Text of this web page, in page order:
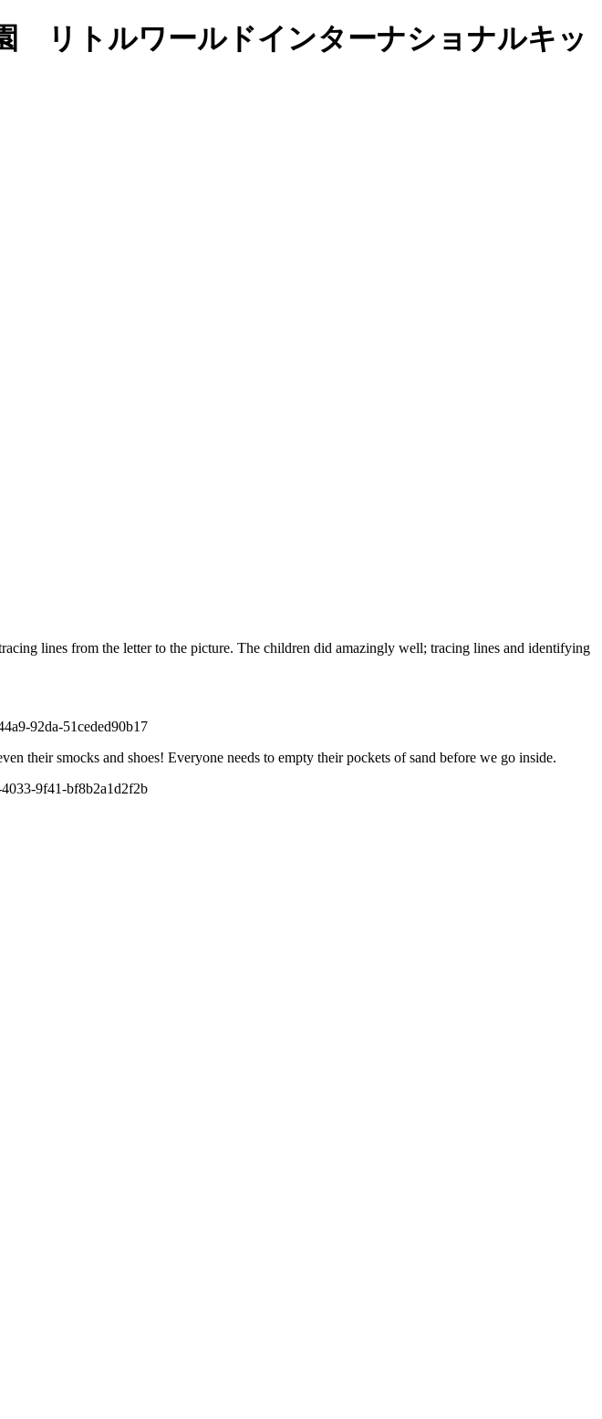
リトルワールドインターナショナルキッ
lines from the letter to the picture. The children did amazingly well; tracing lines and identifying
their smocks and shoes! Everyone needs to empty their pockets of sand before we go inside.